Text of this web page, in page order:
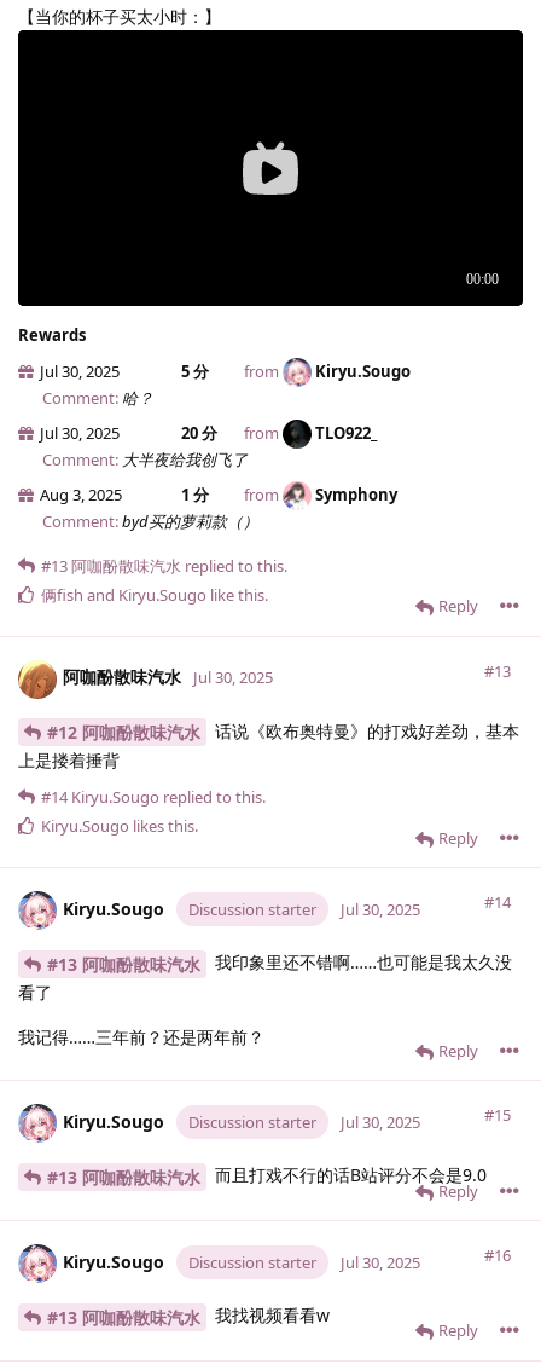
【当你的杯子买太小时：】
Rewards
Jul 30, 2025
5 分 from
Kiryu.​Sougo
Comment: 哈？
Jul 30, 2025
20 分 from
TLO922_
Comment: 大半夜给我创飞了
Aug 3, 2025
1 分 from
Symphony
Comment:byd买的萝莉款（）
Reply
#13阿咖酚散味汽水 replied to this.
俩fish and Kiryu.​Sougo like this.
阿咖酚散味汽水 #13
Jul 30, 2025
#12 阿咖酚散味汽水
话说《欧布奥特曼》的打戏好差劲，基本
上是搂着捶背
Reply
#14 Kiryu.​Sougo replied to this.
Kiryu.​Sougo likes this.
Kiryu.​Sougo Discussion starter #14
Jul 30, 2025
#13 阿咖酚散味汽水
我印象里还不错啊……也可能是我太久没
看了
我记得……三年前？还是两年前？
Reply
Kiryu.​Sougo Discussion starter #15
Jul 30, 2025
#13 阿咖酚散味汽水 而且打戏不行的话B站评分不会是9.0
Reply
Kiryu.​Sougo Discussion starter #16
Jul 30, 2025
#13 阿咖酚散味汽水 我找视频看看w
Reply